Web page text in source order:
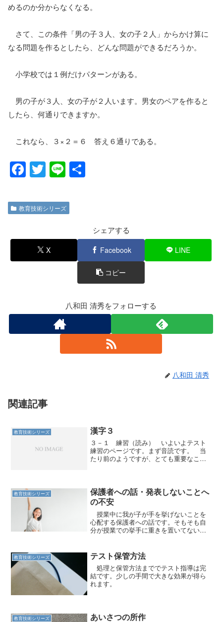
めるのか分からなくなる。
さて、この条件「男の子３人、女の子２人」からかけ算に
なる問題を作るとしたら、どんな問題ができるだろうか。
小学校では１例だけパターンがある。
男の子が３人、女の子が２人います。男女のペアを作ると
したら、何通りできますか。
これなら、３×２＝６ 答え６通りである。
F
c
e
b
o
T
tt
er
Li
e
教育技術シリーズ
シェアする
X Facebook LINE
コピー
八和田 清秀をフォローする
八和田 清秀
関連記事
教育技術シリーズ 漢字３
３－１ 練習（読み） いよいよテスト
練習のページです。まず音読です。 当
たり前のようですが、とても重要なこと
す。 ①教師の後につい...
教育技術シリーズ
保護者への話・発表しないことへ
の不安
授業中に我が子が手を挙げないことを
心配する保護者への話です。そもそも自
分が授業での挙手に重きを置いてないの
教育技術シリーズ テスト保管方法
処理と保管方法まででテスト指導は完
結です。少しの手間で大きな効果が得ら
れます。
教育技術シリーズ あいさつの所作